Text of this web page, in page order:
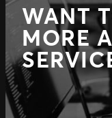
WANT
MORE